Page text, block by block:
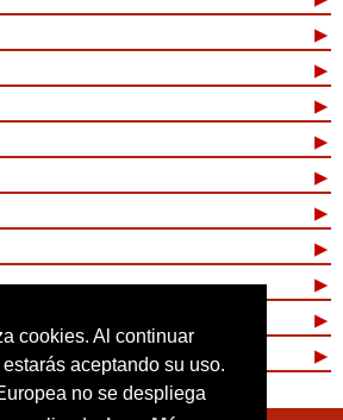
cookies. Al continuar
aceptando su uso.
no se despliega